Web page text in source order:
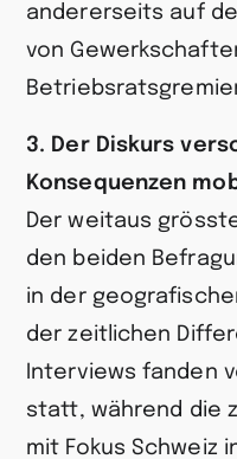
andererseits auf
von
3. Der Diskurs
Konsequenzen
Der weitaus
den beiden
in der
der zeitlichen
Interviews fanden
statt, während die
mit Fokus Schweiz